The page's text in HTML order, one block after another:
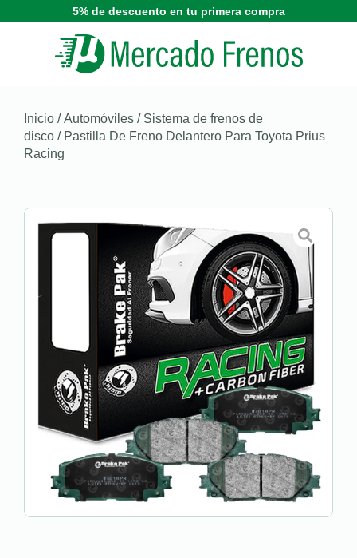
5% de descuento en tu primera compra
Inicio /Automóviles / Sistema de frenos de
disco / Pastilla De Freno Delantero Para Toyota Prius
Racing